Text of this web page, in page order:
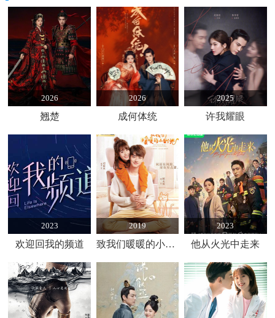
2026
翘楚
2026
成何体统
2025
许我耀眼
2023
欢迎回我的频道
2019
致我们暖暖的小时光
2023
他从火光中走来